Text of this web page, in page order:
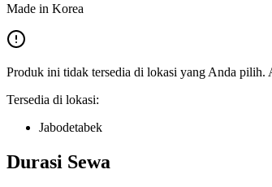
Made in Korea
Produk ini tidak tersedia di lokasi yang Anda pilih.
Tersedia di lokasi:
Jabodetabek
Durasi Sewa